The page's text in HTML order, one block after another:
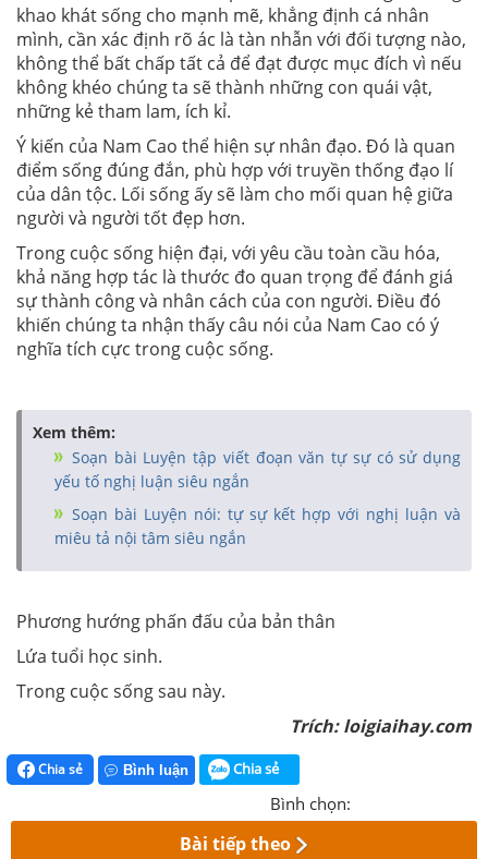
khao khát sống cho mạnh mẽ, khẳng định cá nhân
mình, cần xác định rõ ác là tàn nhẫn với đối tượng nào,
không thể bất chấp tất cả để đạt được mục đích vì nếu
không khéo chúng ta sẽ thành những con quái vật,
những kẻ tham lam, ích kỉ.
Ý kiến của Nam Cao thể hiện sự nhân đạo. Đó là quan
điểm sống đúng đắn, phù hợp với truyền thống đạo lí
của dân tộc. Lối sống ấy sẽ làm cho mối quan hệ giữa
người và người tốt đẹp hơn.
Trong cuộc sống hiện đại, với yêu cầu toàn cầu hóa,
khả năng hợp tác là thước đo quan trọng để đánh giá
sự thành công và nhân cách của con người. Điều đó
khiến chúng ta nhận thấy câu nói của Nam Cao có ý
nghĩa tích cực trong cuộc sống.
Xem thêm:
Soạn bài Luyện tập viết đoạn văn tự sự có sử dụng
yếu tố nghị luận siêu ngắn
Soạn bài Luyện nói: tự sự kết hợp với nghị luận và
miêu tả nội tâm siêu ngắn
Phương hướng phấn đấu của bản thân
Lứa tuổi học sinh.
Trong cuộc sống sau này.
Trích: loigiaihay.com
Chia sẻ Bình luận Chia sẻ
Bình chọn:
Bài tiếp theo